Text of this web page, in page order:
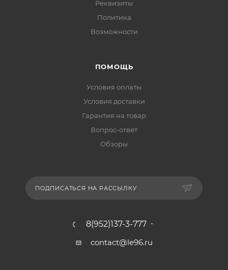
Реквизиты
Политика
Возможности
ПОМОЩЬ
Условия оплаты
Условия доставки
Гарантия на товар
Вопрос-ответ
Обзоры
ПОДПИСАТЬСЯ НА РАССЫЛКУ
8(952)137-3-777
contact@le96.ru